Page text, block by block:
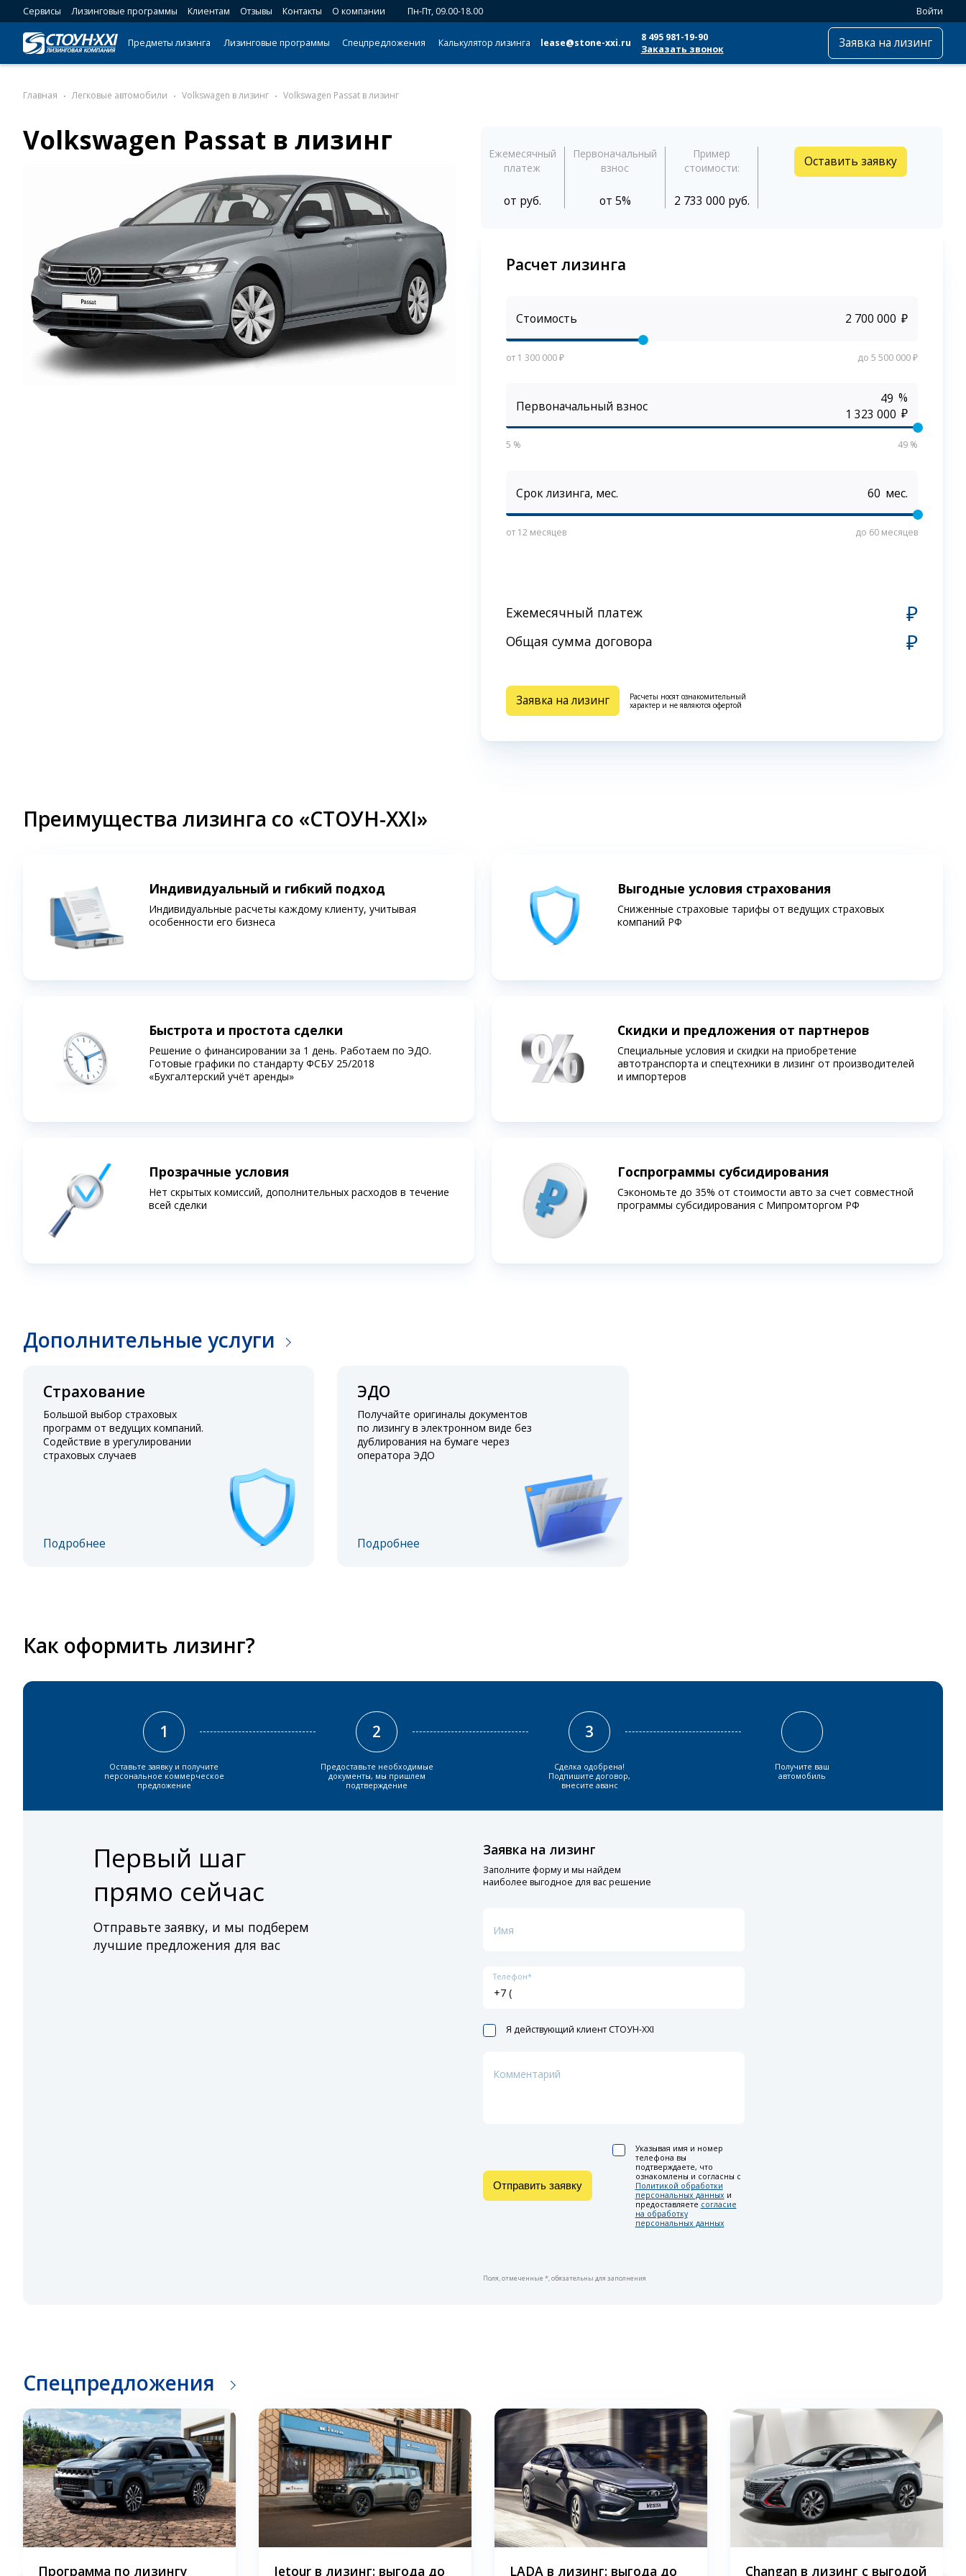
Сервисы Лизинговые программы Клиентам Отзывы Контакты О компании Пн-Пт, 09.00-18.00 Войти
Предметы лизинга Лизинговые программы Спецпредложения Калькулятор лизинга lease@stone-xxi.ru
8 495 981-19-90
Заказать звонок
Заявка на лизинг
Главная Легковые автомобили Volkswagen в лизинг Volkswagen Passat в лизинг
Volkswagen Passat в лизинг
Ежемесячный
платеж
от руб.
Первоначальный
взнос
от 5%
Пример
стоимости:
2 733 000 руб.
Оставить заявку
Расчет лизинга
Стоимость ₽
от 1 300 000 ₽ до 5 500 000 ₽
Первоначальный взнос
%
₽
5 % 49 %
Срок лизинга, мес. мес.
от 12 месяцев до 60 месяцев
Ежемесячный платеж ₽
Общая сумма договора ₽
Заявка на лизинг
Расчеты носят ознакомительный
характер и не являются офертой
Преимущества лизинга со «СТОУН-XXI»
Индивидуальный и гибкий подход
Индивидуальные расчеты каждому клиенту, учитывая
особенности его бизнеса
Быстрота и простота сделки
Решение о финансировании за 1 день. Работаем по ЭДО.
Готовые графики по стандарту ФСБУ 25/2018
«Бухгалтерский учёт аренды»
Прозрачные условия
Нет скрытых комиссий, дополнительных расходов в течение
всей сделки
Выгодные условия страхования
Сниженные страховые тарифы от ведущих страховых
компаний РФ
Скидки и предложения от партнеров
Специальные условия и скидки на приобретение
автотранспорта и спецтехники в лизинг от производителей
и импортеров
Госпрограммы субсидирования
Сэкономьте до 35% от стоимости авто за счет совместной
программы субсидирования c Мипромторгом РФ
Дополнительные услуги
Страхование
Большой выбор страховых
программ от ведущих компаний.
Содействие в урегулировании
страховых случаев
Подробнее
ЭДО
Получайте оригиналы документов
по лизингу в электронном виде без
дублирования на бумаге через
оператора ЭДО
Подробнее
Как оформить лизинг?
1
Оставьте заявку и получите
персональное коммерческое
предложение
2
Предоставьте необходимые
документы, мы пришлем
подтверждение
3
Сделка одобрена!
Подпишите договор,
внесите аванс
Получите ваш
автомобиль
Первый шаг
прямо сейчас
Отправьте заявку, и мы подберем
лучшие предложения для вас
Заявка на лизинг
Заполните форму и мы найдем
наиболее выгодное для вас решение
Имя
Телефон*
Я действующий клиент СТОУН-XXI
Комментарий
Отправить заявку
Указывая имя и номер
телефона вы
подтверждаете, что
ознакомлены и согласны с
Политикой обработки
персональных данных и
предоставляете согласие
на обработку
персональных данных
Поля, отмеченные *, обязательны для заполнения
Спецпредложения
Программа по лизингу Jetour в лизинг: выгода до LADA в лизинг: выгода до Changan в лизинг с выгодой